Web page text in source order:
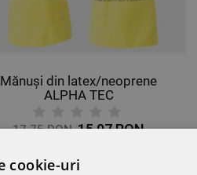
Mănuși din latex/neoprene
ALPHA TEC
17,75 RON 15,97 RON
cookie-uri